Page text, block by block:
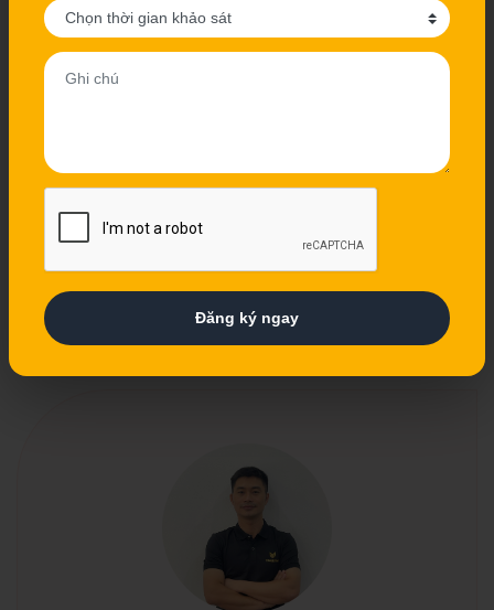
Với bài công trình nhà chị Thủy tại Lạc Long Quân, phần “Xem
thêm” nên ưu tiên các dự án đã thi công khác nhóm khu vực và
khác kiểu cánh để tăng độ phủ liên kết nội bộ, tránh lặp đi lặp lại
Tủ bếp inox cánh Acrylic nhà cô Nhung - Tây Mỗ, Nam Từ
Liêm
Khương Đình, Thanh Xuân
Tủ bếp inox cánh Acrylic nhà anh Tuấn - Chúc Sơn,
Chương Mỹ
Tủ bếp inox cánh Laminate nhà anh Tùng - Khâm Thiên,
Tủ bếp inox cánh Laminate & Acrylic có bàn đảo nhà chị
Đăng ký ngay